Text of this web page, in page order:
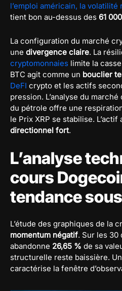
l’emploi américain, la volatilité
tient bon au-dessus des 61
La configuration du marché
une divergence claire. La
cryptomonnaies limite la
BTC agit comme un bouclier
DeFI crypto et les actifs
pression. L’analyse du
du pétrole offre une
le Prix XRP se stabilise. L’actif
directionnel fort.
L’analyse
cours
tendance
L’étude des graphiques de la
momentum négatif. Sur les 30
abandonne 26,65 % de sa
structurelle reste baissière.
caractérise la fenêtre